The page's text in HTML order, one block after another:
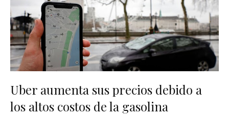
Uber aumenta sus precios debido a
los altos costos de la gasolina